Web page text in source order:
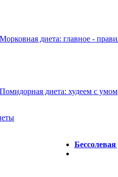
Морковная диета: главное -
Помидорная диета: худеем с умом